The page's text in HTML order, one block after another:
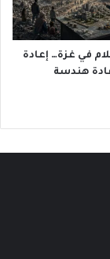
في غزة… إعادة
هندسة